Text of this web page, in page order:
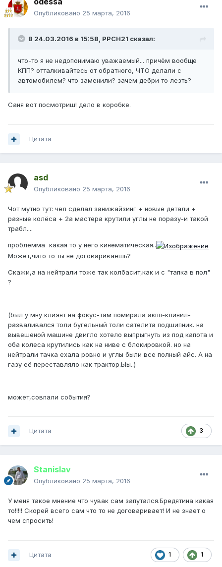
Опубликовано 25 марта, 2016
В 24.03.2016 в 15:58, PPCH21 сказал:
что-то я не недопонимаю уважаемый... причём вообще
КПП? отталкивайтесь от обратного, ЧТО делали с
автомобилем? что заменили? зачем дебри то лезть?
Саня вот посмотриш! дело в коробке.
Цитата
asd
Опубликовано 25 марта, 2016
Чот мутно тут: чел сделал занижайзинг + новые детали +
разные колёса + 2а мастера крутили углы не поразу-и такой
трабл....
проблемма какая то у него кинематическая..
Может,чито то ты не договариваешь?
Скажи,а на нейтрали тоже так колбасит,как и с "тапка в пол"
?
(был у мну клиэнт на фокус-там помирала акпп-клинил-
разваливался толи бугельный толи сателита подшипник. на
вывешеной машине двигло хотело выпрыгнуть из под капота и
оба колеса крутились как на ниве с блокировкой. но на
нейтрали тачка ехала ровно и углы были все полный айс. А на
газу её переставляло как трактор.Ыы..)
может,совпали события?
3
Цитата
Stanislav
Опубликовано 25 марта, 2016
У меня такое мнение что чувак сам запутался.Бредятина какая
то!!!!! Скорей всего сам что то не договаривает! И не знает о
чем спросить!
1 1
Цитата